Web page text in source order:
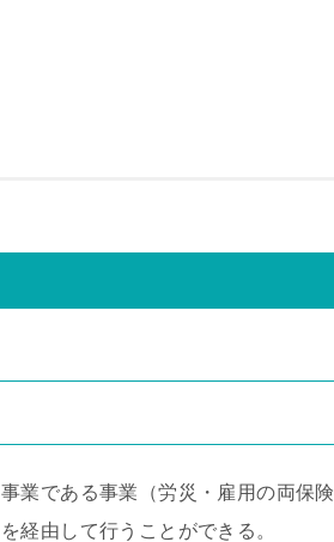
業である事業（労災・雇用の両保険
経由して行うことができる。